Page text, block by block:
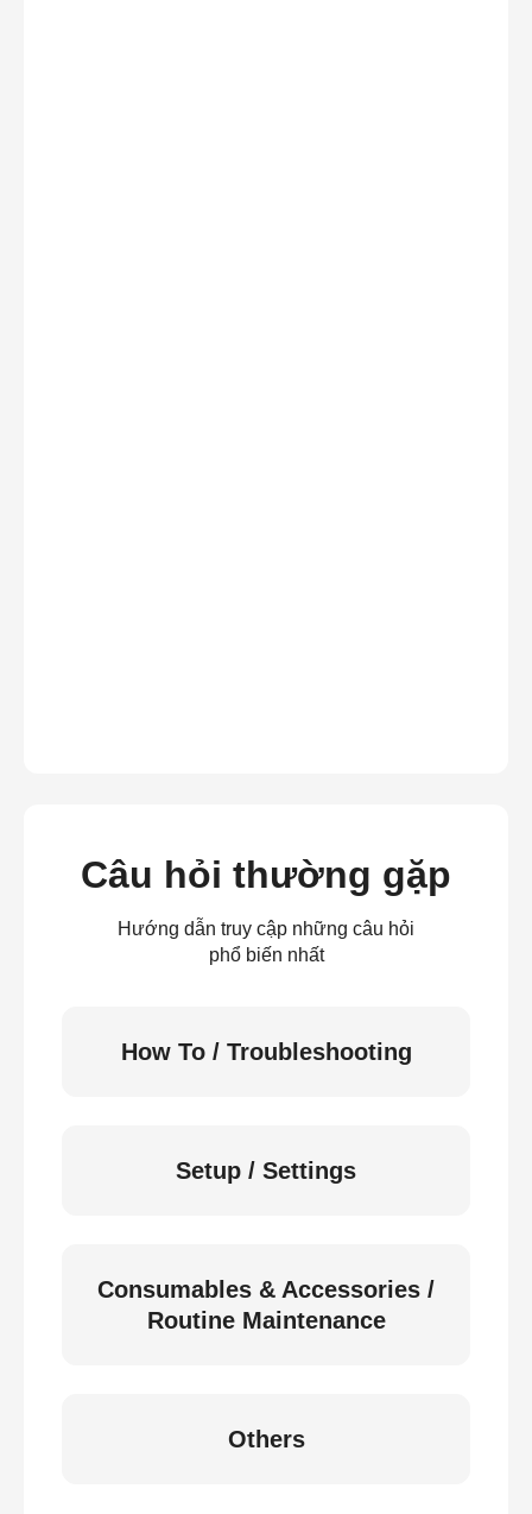
Câu hỏi thường gặp
Hướng dẫn truy cập những câu hỏi
phổ biến nhất
How To / Troubleshooting
Setup / Settings
Consumables & Accessories /
Routine Maintenance
Others